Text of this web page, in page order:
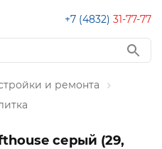
+7 (4832) 31-77-77
и ремонта
серый (29,